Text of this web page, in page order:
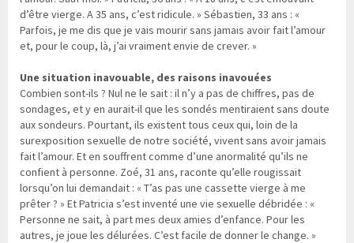
d’être vierge. A 35 ans, c’est ridicule. » Sébastien, 33 ans : «
Parfois, je me dis que je vais mourir sans jamais avoir fait l’amour
et, pour le coup, là, j’ai vraiment envie de crever. »
Une situation inavouable, des raisons inavouées
Combien sont-ils ? Nul ne le sait : il n’y a pas de chiffres, pas de
sondages, et y en aurait-il que les sondés mentiraient sans doute
aux sondeurs. Pourtant, ils existent tous ceux qui, loin de la
surexposition sexuelle de notre société, vivent sans avoir jamais
fait l’amour. Et en souffrent comme d’une anormalité qu’ils ne
confient à personne. Zoé, 31 ans, raconte qu’elle rougissait
lorsqu’on lui demandait : « T’as pas une cassette vierge à me
prêter ? » Et Patricia s’est inventé une vie sexuelle débridée : «
Personne ne sait, à part mes deux amies d’enfance. Pour les
autres, je joue les délurées. C’est facile de donner le change. »